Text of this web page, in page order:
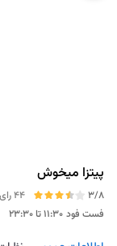
پیتزا میخوش
3/8
44 رای
فست فود ۱۱:۳۰ تا ۲۳:۳۰